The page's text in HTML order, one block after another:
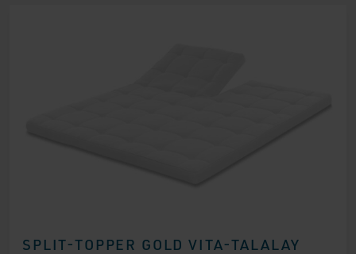
SPLIT-TOPPER GOLD VITA-TALALAY